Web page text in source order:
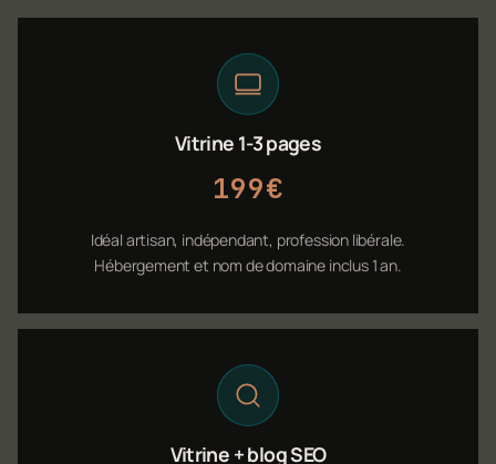
Vitrine 1-3 pages
199€
Idéal artisan, indépendant, profession libérale.
Hébergement et nom de domaine inclus 1 an.
Vitrine + blog SEO